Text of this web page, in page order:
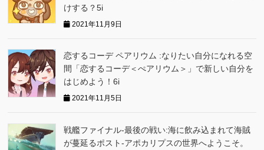
けする？5i
2021年11月9日
恋するコーデ ペアリウム :なりたい自分になれる空
間「恋するコーデ＜ぺアリウム＞」で新しい自分を
はじめよう！6i
2021年11月5日
戦艦ファイナル-最後の戦い:海に飲み込まれて海賊
が蔓延るポスト-アポカリプスの世界へようこそ。